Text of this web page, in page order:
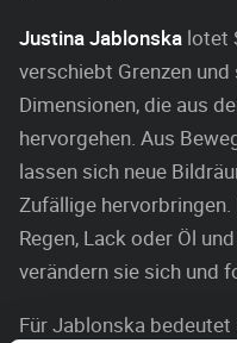
Justina Jablonska lotet
verschiebt Grenzen
Dimensionen, die aus
hervorgehen. Aus
lassen sich neue
Zufällige
Regen, Lack oder Öl
verändern sie sich und
Für Jablonska